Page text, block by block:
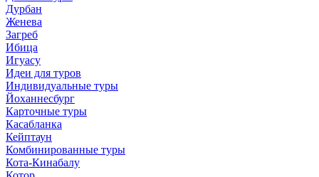
Дурбан
Женева
Загреб
Ибица
Игуасу
Идеи для туров
Индивидуальные туры
Йоханнесбург
Карточные туры
Касабланка
Кейптаун
Комбинированные туры
Кота-Кинабалу